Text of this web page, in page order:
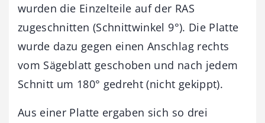
wurden die Einzelteile auf der RAS
zugeschnitten (Schnittwinkel 9°). Die Platte
wurde dazu gegen einen Anschlag rechts
vom Sägeblatt geschoben und nach jedem
Schnitt um 180° gedreht (nicht gekippt).
Aus einer Platte ergaben sich so drei